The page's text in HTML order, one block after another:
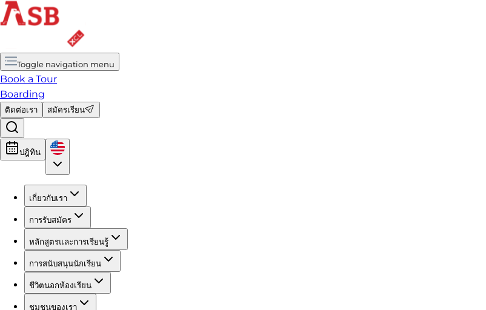
Toggle navigation menu
Book a Tour
Boarding
ติดต่อเรา สมัครเรียน
ปฎิทิน
เกี่ยวกับเรา
การรับสมัคร
หลักสูตรและการเรียนรู้
การสนับสนุนนักเรียน
ชีวิตนอกห้องเรียน
ชุมชนของเรา